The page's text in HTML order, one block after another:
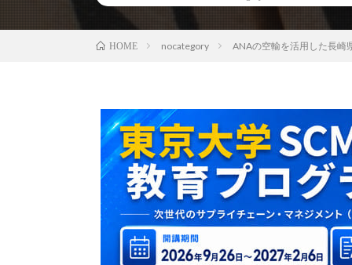
HOME nocategory ANAの空輸を活用した長崎